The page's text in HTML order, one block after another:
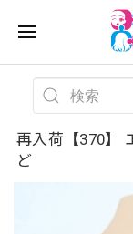
再入荷【370】
ど